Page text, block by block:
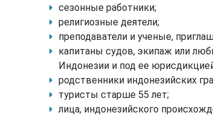
сезонные работники;
религиозные деятели;
преподаватели и ученые,
капитаны судов, экипаж или
Индонезии и под ее
родственники индонезийских
туристы старше 55 лет;
лица, индонезийского